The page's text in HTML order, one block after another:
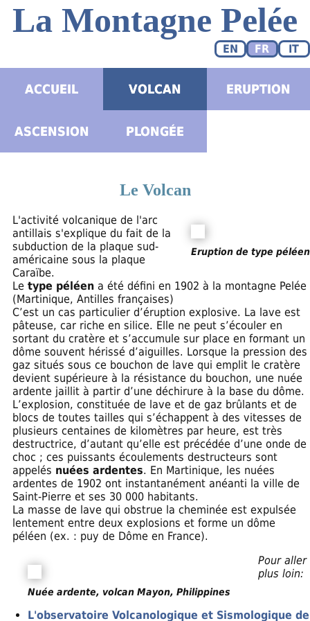
La Montagne Pelée
IT
FR
EN
ACCUEIL VOLCAN ERUPTION
ASCENSION PLONGÉE
Le Volcan
Eruption de type péléen
L'activité volcanique de l'arc
antillais s'explique du fait de la
subduction de la plaque sud-
américaine sous la plaque
Caraïbe.
Le type péléena été défini en 1902 à la montagne Pelée
(Martinique, Antilles françaises)
C’est un cas particulier d’éruption explosive. La lave est
pâteuse, car riche en silice. Elle ne peut s’écouler en
sortant du cratère et s’accumule sur place en formant un
dôme souvent hérissé d’aiguilles. Lorsque la pression des
gaz situés sous ce bouchon de lave qui emplit le cratère
devient supérieure à la résistance du bouchon, une nuée
ardente jaillit à partir d’une déchirure à la base du dôme.
L’explosion, constituée de lave et de gaz brûlants et de
blocs de toutes tailles qui s’échappent à des vitesses de
plusieurs centaines de kilomètres par heure, est très
destructrice, d’autant qu’elle est précédée d’une onde de
choc ; ces puissants écoulements destructeurs sont
appelés nuées ardentes. En Martinique, les nuées
ardentes de 1902 ont instantanément anéanti la ville de
Saint-Pierre et ses 30 000 habitants.
La masse de lave qui obstrue la cheminée est expulsée
lentement entre deux explosions et forme un dôme
péléen (ex. : puy de Dôme en France).
Nuée ardente, volcan Mayon, Philippines
Pour aller
plus loin:
L'observatoire Volcanologique et Sismologique de